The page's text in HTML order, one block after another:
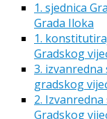
1. sjednica
Grada Iloka
1.
Gradskog
3. izvanredna
gradskog
2. Izvanredna
Gradskog